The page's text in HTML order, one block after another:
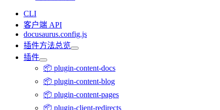
CLI
客户端 API
docusaurus.config.js
插件方法总览
插件
📦 plugin-content-docs
📦 plugin-content-blog
📦 plugin-content-pages
📦 plugin-client-redirects